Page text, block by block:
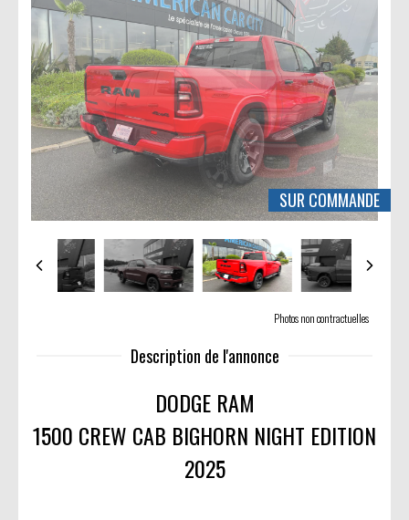
SUR COMMANDE
Photos non contractuelles
Description de l'annonce
DODGE RAM
1500 CREW CAB BIGHORN NIGHT EDITION
2025